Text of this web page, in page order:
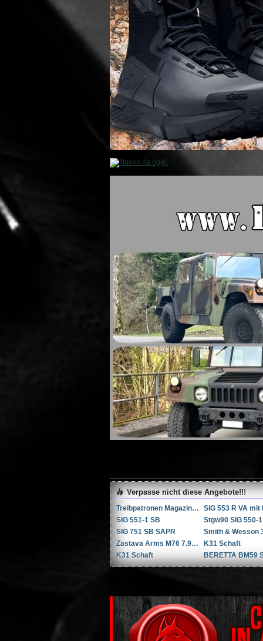
Verpasse nicht diese Angebote!!!
Treibpatronen Magazin STGW 57
SIG 551-1 SB
Stgw90 SIG 550-1
SIG 751 SB SAPR
Zastava Arms M76 7.92x57mm Mauser / 8mm Mauser / 8x57 JS
K31 Schaft
K31 Schaft